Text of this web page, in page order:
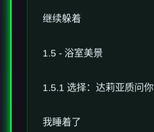
继续躲着
1.5 - 浴室美景
1.5.1 选择：达莉亚质问你
我睡着了